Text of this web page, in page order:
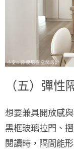
（五）彈
想要兼具開放感
黑框玻璃拉門、
閱讀時，隔間能